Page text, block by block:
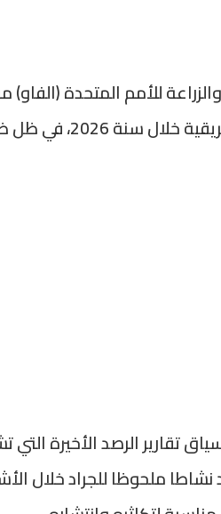
للأمم المتحدة
من مناطق
تقارير الرصد الأخيرة
نشاطا ملحوظا للجراد خلال